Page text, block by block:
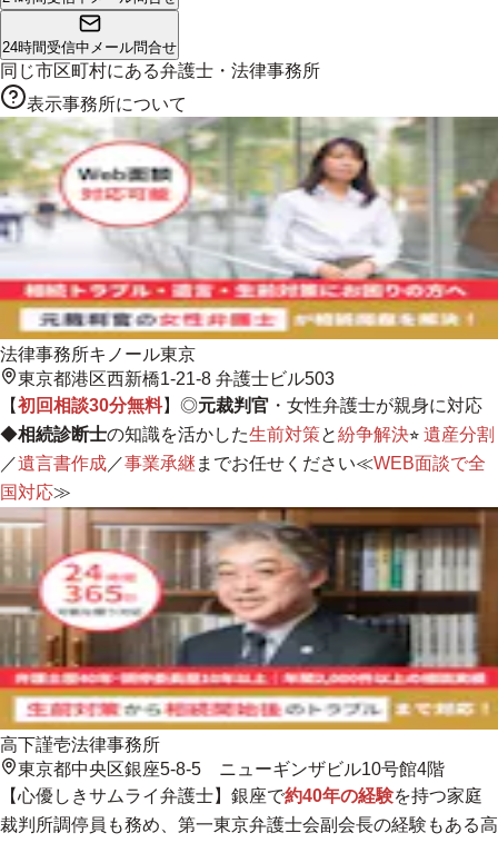
24時間受信中 メール問合せ
同じ市区町村にある弁護士・法律事務所
表示事務所について
法律事務所キノール東京
東京都港区西新橋1-21-8 弁護士ビル503
【初回相談30分無料】◎元裁判官 ・女性弁護士が親身に対応
◆相続診断士の知識を活かした生前対策と紛争解決⭐︎ 遺産分割
／遺言書作成 ／事業承継 までお任せください≪WEB面談で全
国対応≫
高下謹壱法律事務所
東京都中央区銀座5-8-5 ニューギンザビル10号館4階
【心優しきサムライ弁護士】銀座で約40年の経験を持つ家庭
裁判所調停員も務め、第一東京弁護士会副会長の経験もある高